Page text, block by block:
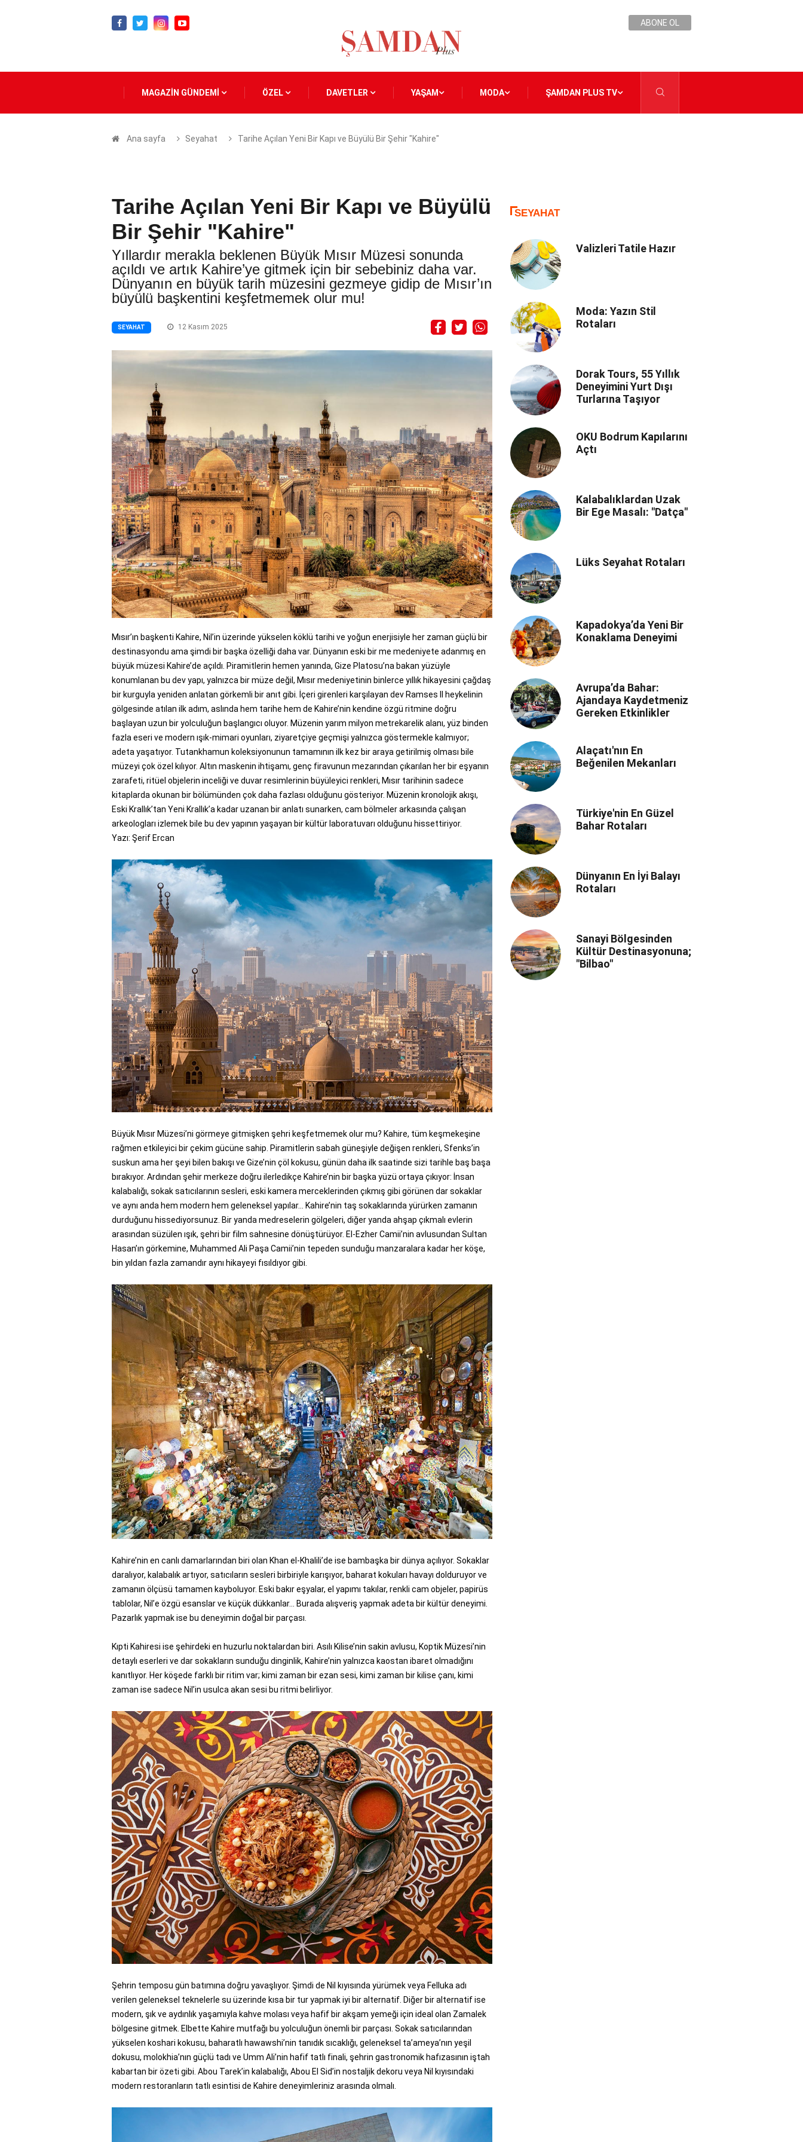
ABONE OL
MAGAZİN GÜNDEMİ ÖZEL DAVETLER YAŞAM MODA ŞAMDAN PLUS TV
Ana sayfa Seyahat Tarihe Açılan Yeni Bir Kapı ve Büyülü Bir Şehir "Kahire"
Tarihe Açılan Yeni Bir Kapı ve Büyülü
Bir Şehir "Kahire"
Yıllardır merakla beklenen Büyük Mısır Müzesi sonunda
açıldı ve artık Kahire’ye gitmek için bir sebebiniz daha var.
Dünyanın en büyük tarih müzesini gezmeye gidip de Mısır’ın
büyülü başkentini keşfetmemek olur mu!
SEYAHAT 12 Kasım 2025
Mısır’ın başkenti Kahire, Nil’in üzerinde yükselen köklü tarihi ve yoğun enerjisiyle her zaman güçlü bir
destinasyondu ama şimdi bir başka özelliği daha var. Dünyanın eski bir me medeniyete adanmış en
büyük müzesi Kahire’de açıldı. Piramitlerin hemen yanında, Gize Platosu’na bakan yüzüyle
konumlanan bu dev yapı, yalnızca bir müze değil, Mısır medeniyetinin binlerce yıllık hikayesini çağdaş
bir kurguyla yeniden anlatan görkemli bir anıt gibi. İçeri girenleri karşılayan dev Ramses II heykelinin
gölgesinde atılan ilk adım, aslında hem tarihe hem de Kahire’nin kendine özgü ritmine doğru
başlayan uzun bir yolculuğun başlangıcı oluyor. Müzenin yarım milyon metrekarelik alanı, yüz binden
fazla eseri ve modern ışık-mimari oyunları, ziyaretçiye geçmişi yalnızca göstermekle kalmıyor;
adeta yaşatıyor. Tutankhamun koleksiyonunun tamamının ilk kez bir araya getirilmiş olması bile
müzeyi çok özel kılıyor. Altın maskenin ihtişamı, genç firavunun mezarından çıkarılan her bir eşyanın
zarafeti, ritüel objelerin inceliği ve duvar resimlerinin büyüleyici renkleri, Mısır tarihinin sadece
kitaplarda okunan bir bölümünden çok daha fazlası olduğunu gösteriyor. Müzenin kronolojik akışı,
Eski Krallık’tan Yeni Krallık’a kadar uzanan bir anlatı sunarken, cam bölmeler arkasında çalışan
arkeologları izlemek bile bu dev yapının yaşayan bir kültür laboratuvarı olduğunu hissettiriyor.
Yazı: Şerif Ercan
Büyük Mısır Müzesi’ni görmeye gitmişken şehri keşfetmemek olur mu? Kahire, tüm keşmekeşine
rağmen etkileyici bir çekim gücüne sahip. Piramitlerin sabah güneşiyle değişen renkleri, Sfenks’in
suskun ama her şeyi bilen bakışı ve Gize’nin çöl kokusu, günün daha ilk saatinde sizi tarihle baş başa
bırakıyor. Ardından şehir merkeze doğru ilerledikçe Kahire’nin bir başka yüzü ortaya çıkıyor: İnsan
kalabalığı, sokak satıcılarının sesleri, eski kamera merceklerinden çıkmış gibi görünen dar sokaklar
ve aynı anda hem modern hem geleneksel yapılar... Kahire’nin taş sokaklarında yürürken zamanın
durduğunu hissediyorsunuz. Bir yanda medreselerin gölgeleri, diğer yanda ahşap çıkmalı evlerin
arasından süzülen ışık, şehri bir film sahnesine dönüştürüyor. El-Ezher Camii’nin avlusundan Sultan
Hasan’ın görkemine, Muhammed Ali Paşa Camii’nin tepeden sunduğu manzaralara kadar her köşe,
bin yıldan fazla zamandır aynı hikayeyi fısıldıyor gibi.
Kahire’nin en canlı damarlarından biri olan Khan el-Khalili’de ise bambaşka bir dünya açılıyor. Sokaklar
daralıyor, kalabalık artıyor, satıcıların sesleri birbiriyle karışıyor, baharat kokuları havayı dolduruyor ve
zamanın ölçüsü tamamen kayboluyor. Eski bakır eşyalar, el yapımı takılar, renkli cam objeler, papirüs
tablolar, Nil’e özgü esanslar ve küçük dükkanlar... Burada alışveriş yapmak adeta bir kültür deneyimi.
Pazarlık yapmak ise bu deneyimin doğal bir parçası.
Kıpti Kahiresi ise şehirdeki en huzurlu noktalardan biri. Asılı Kilise’nin sakin avlusu, Koptik Müzesi’nin
detaylı eserleri ve dar sokakların sunduğu dinginlik, Kahire’nin yalnızca kaostan ibaret olmadığını
kanıtlıyor. Her köşede farklı bir ritim var; kimi zaman bir ezan sesi, kimi zaman bir kilise çanı, kimi
zaman ise sadece Nil’in usulca akan sesi bu ritmi belirliyor.
Şehrin temposu gün batımına doğru yavaşlıyor. Şimdi de Nil kıyısında yürümek veya Felluka adı
verilen geleneksel teknelerle su üzerinde kısa bir tur yapmak iyi bir alternatif. Diğer bir alternatif ise
modern, şık ve aydınlık yaşamıyla kahve molası veya hafif bir akşam yemeği için ideal olan Zamalek
bölgesine gitmek. Elbette Kahire mutfağı bu yolculuğun önemli bir parçası. Sokak satıcılarından
yükselen koshari kokusu, baharatlı hawawshi’nin tanıdık sıcaklığı, geleneksel ta’ameya’nın yeşil
dokusu, molokhia’nın güçlü tadı ve Umm Ali’nin hafif tatlı finali, şehrin gastronomik hafızasının iştah
kabartan bir özeti gibi. Abou Tarek’in kalabalığı, Abou El Sid’in nostaljik dekoru veya Nil kıyısındaki
modern restoranların tatlı esintisi de Kahire deneyimleriniz arasında olmalı.
SEYAHAT
Valizleri Tatile Hazır
Moda: Yazın Stil
Rotaları
Dorak Tours, 55 Yıllık
Deneyimini Yurt Dışı
Turlarına Taşıyor
OKU Bodrum Kapılarını
Açtı
Kalabalıklardan Uzak
Bir Ege Masalı: "Datça"
Lüks Seyahat Rotaları
Kapadokya’da Yeni Bir
Konaklama Deneyimi
Avrupa’da Bahar:
Ajandaya Kaydetmeniz
Gereken Etkinlikler
Alaçatı'nın En
Beğenilen Mekanları
Türkiye'nin En Güzel
Bahar Rotaları
Dünyanın En İyi Balayı
Rotaları
Sanayi Bölgesinden
Kültür Destinasyonuna;
"Bilbao"